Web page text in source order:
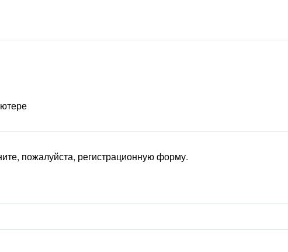
пожалуйста, регистрационную форму.